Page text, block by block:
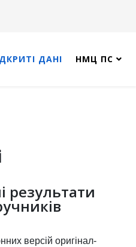
ДАНІ НМЦ ПС
результати
версій оригінал-